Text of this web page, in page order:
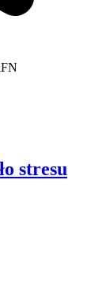
stresu